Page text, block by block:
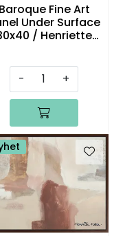
Baroque Fine Art
Under Surface
/ Henriette
-
+